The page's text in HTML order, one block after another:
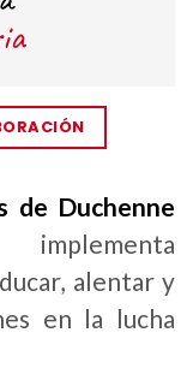
de Duchenne
implementa
alentar y
en la lucha